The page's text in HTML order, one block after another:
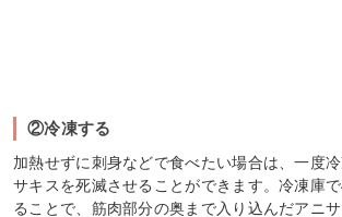
②冷凍する
加熱せずに刺身などで食べたい場合は、一度
サキスを死滅させることができます。冷凍庫
ることで、筋肉部分の奥まで入り込んだアニ